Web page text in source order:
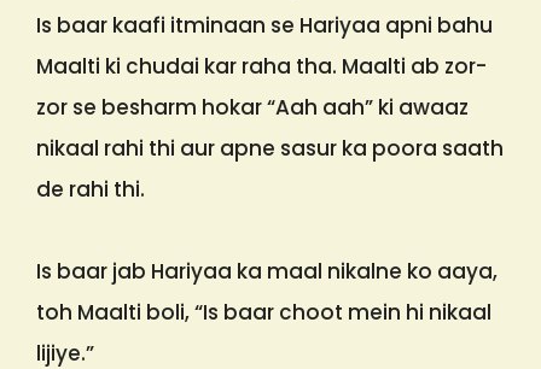
Is baar kaafi itminaan se Hariyaa apni bahu
Maalti ki chudai kar raha tha. Maalti ab zor-
zor se besharm hokar “Aah aah” ki awaaz
nikaal rahi thi aur apne sasur ka poora saath
de rahi thi.
Is baar jab Hariyaa ka maal nikalne ko aaya,
toh Maalti boli, “Is baar choot mein hi nikaal
lijiye.”